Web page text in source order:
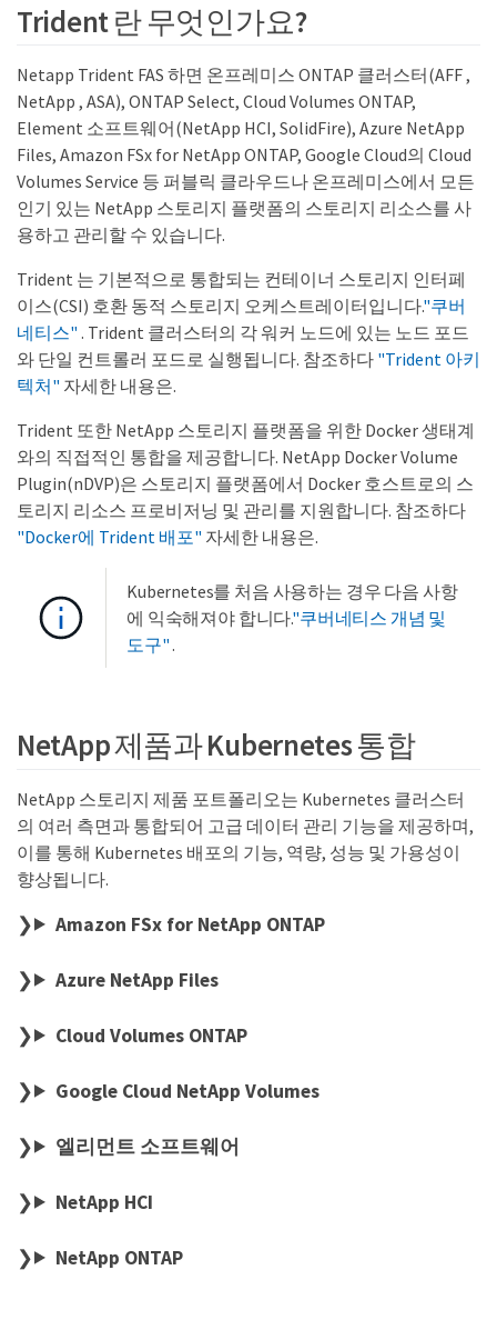
Trident 란 무엇인가요?
Netapp Trident FAS 하면 온프레미스 ONTAP 클러스터(AFF ,
NetApp , ASA), ONTAP Select, Cloud Volumes ONTAP,
Element 소프트웨어(NetApp HCI, SolidFire), Azure NetApp
Files, Amazon FSx for NetApp ONTAP, Google Cloud의 Cloud
Volumes Service 등 퍼블릭 클라우드나 온프레미스에서 모든
인기 있는 NetApp 스토리지 플랫폼의 스토리지 리소스를 사
용하고 관리할 수 있습니다.
Trident 는 기본적으로 통합되는 컨테이너 스토리지 인터페
이스(CSI) 호환 동적 스토리지 오케스트레이터입니다."쿠버
네티스" . Trident 클러스터의 각 워커 노드에 있는 노드 포드
와 단일 컨트롤러 포드로 실행됩니다. 참조하다 "Trident 아키
텍처" 자세한 내용은.
Trident 또한 NetApp 스토리지 플랫폼을 위한 Docker 생태계
와의 직접적인 통합을 제공합니다. NetApp Docker Volume
Plugin(nDVP)은 스토리지 플랫폼에서 Docker 호스트로의 스
토리지 리소스 프로비저닝 및 관리를 지원합니다. 참조하다
"Docker에 Trident 배포" 자세한 내용은.
Kubernetes를 처음 사용하는 경우 다음 사항
에 익숙해져야 합니다."쿠버네티스 개념 및
도구".
NetApp 제품과 Kubernetes 통합
NetApp 스토리지 제품 포트폴리오는 Kubernetes 클러스터
의 여러 측면과 통합되어 고급 데이터 관리 기능을 제공하며,
이를 통해 Kubernetes 배포의 기능, 역량, 성능 및 가용성이
향상됩니다.
Amazon FSx for NetApp ONTAP
Azure NetApp Files
Cloud Volumes ONTAP
Google Cloud NetApp Volumes
엘리먼트 소프트웨어
NetApp HCI
NetApp ONTAP